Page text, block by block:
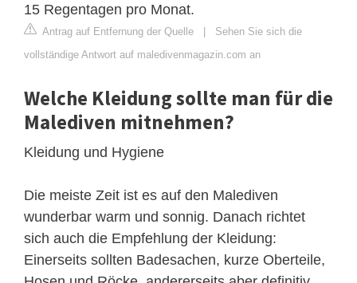
15 Regentagen pro Monat.
Antrag auf Entfernung der Quelle | Sehen Sie sich die
vollständige Antwort auf maledivenmagazin.com an
Welche Kleidung sollte man für die
Malediven mitnehmen?
Kleidung und Hygiene
Die meiste Zeit ist es auf den Malediven
wunderbar warm und sonnig. Danach richtet
sich auch die Empfehlung der Kleidung:
Einerseits sollten Badesachen, kurze Oberteile,